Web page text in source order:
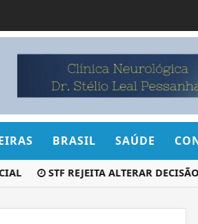
BRASIL SAÚDE
STF REJEITA ALTERAR DECISÃO